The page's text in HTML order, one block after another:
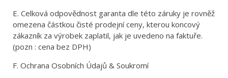
E. Celková odpovědnost garanta dle této záruky je rovněž
omezena částkou čisté prodejní ceny, kterou koncový
zákazník za výrobek zaplatil, jak je uvedeno na faktuře.
(pozn : cena bez DPH)
F. Ochrana Osobních Údajů & Soukromí